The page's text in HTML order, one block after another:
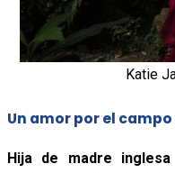
Katie
Un amor por el
Hija de madre